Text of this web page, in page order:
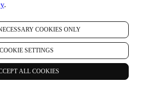
.
COOKIES ONLY
COOKIE SETTINGS
ALL COOKIES
ASSISTANCE.
vos achats de produits sur le Site web
votre utilisation du Site web, toute
ultérieure ou votre participation à nos
avoir à traiter certaines données
gérer nos obligations administratives
contractuelle avec vous, telles que la
et certaines vérifications, la